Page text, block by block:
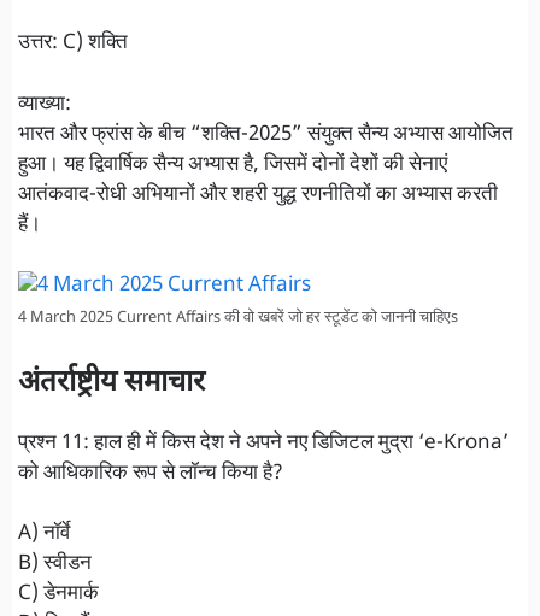
उत्तर: C) शक्ति
व्याख्या:
भारत और फ्रांस के बीच “शक्ति-2025” संयुक्त सैन्य अभ्यास आयोजित
हुआ। यह द्विवार्षिक सैन्य अभ्यास है, जिसमें दोनों देशों की सेनाएं
आतंकवाद-रोधी अभियानों और शहरी युद्ध रणनीतियों का अभ्यास करती
हैं।
4 March 2025 Current Affairs की वो खबरें जो हर स्टूडेंट को जाननी चाहिएs
अंतर्राष्ट्रीय समाचार
प्रश्न 11: हाल ही में किस देश ने अपने नए डिजिटल मुद्रा ‘e-Krona’
को आधिकारिक रूप से लॉन्च किया है?
A) नॉर्वे
B) स्वीडन
C) डेनमार्क